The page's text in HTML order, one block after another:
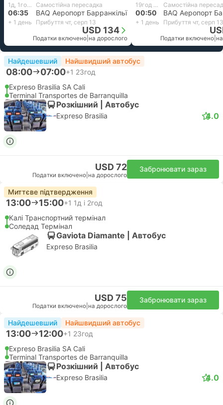
1д, 1год і 10хв Самостійна пересадка
06:35 BAQ Аеропорт Барранкільї
+ 1 день Прибуття чт, серп 13
USD 134
Податки включено на дорослого
19год і 25хв Самостійна
00:50 BAQ Аеропорт
+ 1 день Прибуття чт, серп 13
Податки включено
Найдешевший Найшвидший автобус
08:00 07:00+1 23год
Expreso Brasilia SA Cali
Terminal Transportes de Barranquilla
Розкішний | Автобус
Expreso Brasilia 4.0
USD 72
Податки включено на дорослого
Забронювати зараз
Миттєве підтвердження
13:00 15:00+1 1д і 2год
Калі Транспортний термінал
Соледад Термінал
Gaviota Diamante | Автобус
Expreso Brasilia
USD 75
Податки включено на дорослого
Забронювати зараз
Найдешевший Найшвидший автобус
13:00 12:00+1 23год
Expreso Brasilia SA Cali
Terminal Transportes de Barranquilla
Розкішний | Автобус
Expreso Brasilia 4.0